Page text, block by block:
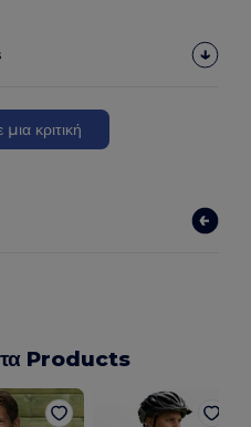
κριτική
Products